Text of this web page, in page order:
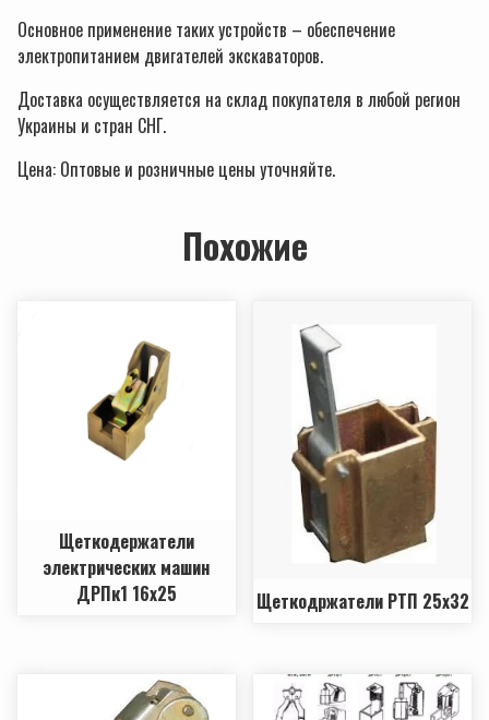
Основное применение таких устройств – обеспечение
электропитанием двигателей экскаваторов.
Доставка осуществляется на склад покупателя в любой регион
Украины и стран СНГ.
Цена: Оптовые и розничные цены уточняйте.
Похожие
Щеткодержатели
электрических машин
ДРПк1 16х25
Щеткодржатели РТП 25х32